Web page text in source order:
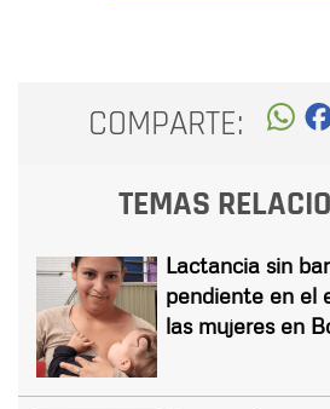
COMPARTE:
TEMAS
Lactancia sin
pendiente en el
las mujeres en